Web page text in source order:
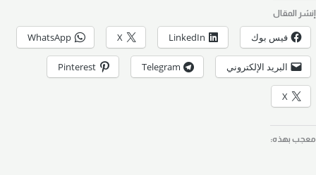
إنشر المقال
فيس بوك LinkedIn
X
WhatsApp
البريد الإلكتروني Telegram
Pinterest
X
معجب بهذه: